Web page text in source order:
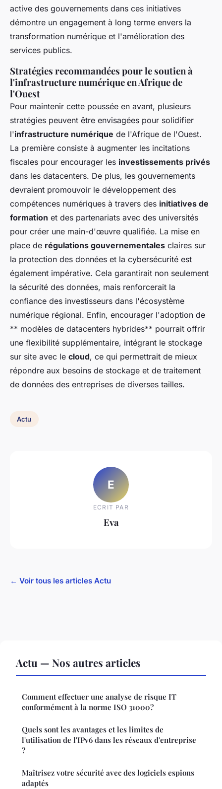
active des gouvernements dans ces initiatives
démontre un engagement à long terme envers la
transformation numérique et l'amélioration des
services publics.
Stratégies recommandées pour le soutien à
l'infrastructure numérique en Afrique de
l'Ouest
Pour maintenir cette poussée en avant, plusieurs
stratégies peuvent être envisagées pour solidifier
l'infrastructure numérique de l'Afrique de l'Ouest.
La première consiste à augmenter les incitations
fiscales pour encourager les investissements privés
dans les datacenters. De plus, les gouvernements
devraient promouvoir le développement des
compétences numériques à travers des initiatives de
formation et des partenariats avec des universités
pour créer une main-d'œuvre qualifiée. La mise en
place de régulations gouvernementales claires sur
la protection des données et la cybersécurité est
également impérative. Cela garantirait non seulement
la sécurité des données, mais renforcerait la
confiance des investisseurs dans l'écosystème
numérique régional. Enfin, encourager l'adoption de
** modèles de datacenters hybrides** pourrait offrir
une flexibilité supplémentaire, intégrant le stockage
sur site avec le cloud, ce qui permettrait de mieux
répondre aux besoins de stockage et de traitement
de données des entreprises de diverses tailles.
Actu
E
ECRIT PAR
Eva
← Voir tous les articles Actu
Actu — Nos autres articles
Comment effectuer une analyse de risque IT
conformément à la norme ISO 31000?
Quels sont les avantages et les limites de
l'utilisation de l'IPv6 dans les réseaux d'entreprise
?
Maîtrisez votre sécurité avec des logiciels espions
adaptés